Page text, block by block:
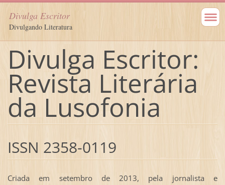
Divulga Escritor
Divulgando Literatura
Divulga Escritor:
Revista Literária
da Lusofonia
ISSN 2358-0119
Criada em setembro de 2013, pela jornalista e